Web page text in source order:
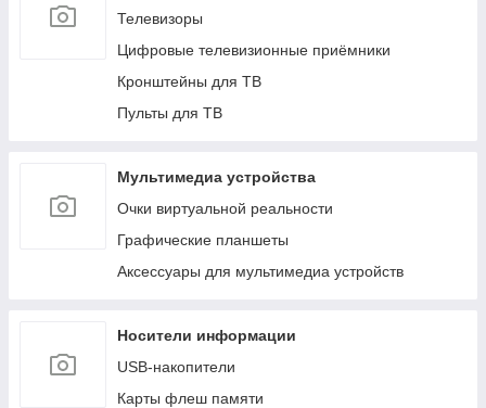
Телевизоры
Цифровые телевизионные приёмники
Кронштейны для ТВ
Пульты для ТВ
Мультимедиа устройства
Очки виртуальной реальности
Графические планшеты
Аксессуары для мультимедиа устройств
Носители информации
USB-накопители
Карты флеш памяти